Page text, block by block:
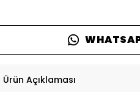
Ürün Açıklaması